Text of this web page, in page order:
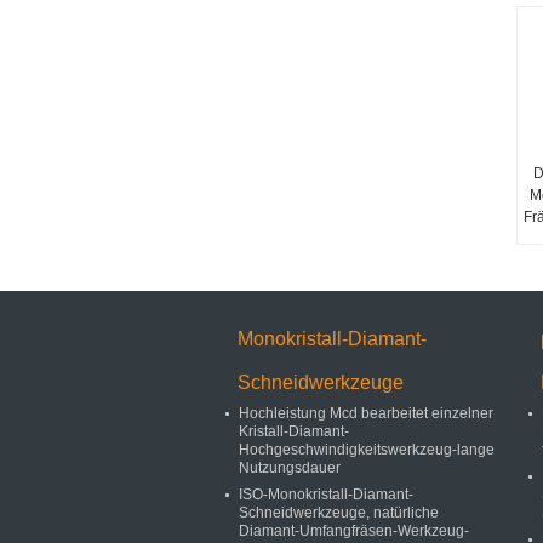
Monokristall-Diamant-
Schneidwerkzeuge
Hochleistung Mcd bearbeitet einzelner
Kristall-Diamant-
Hochgeschwindigkeitswerkzeug-lange
Nutzungsdauer
ISO-Monokristall-Diamant-
Schneidwerkzeuge, natürliche
Diamant-Umfangfräsen-Werkzeug-